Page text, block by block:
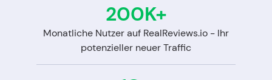
200K+
Monatliche Nutzer auf RealReviews.io - Ihr
potenzieller neuer Traffic